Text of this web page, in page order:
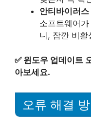
안티바이러스
소프트웨어
니, 잠깐 비활
✅ 윈도우 업데이트
아보세요.
오류 해결